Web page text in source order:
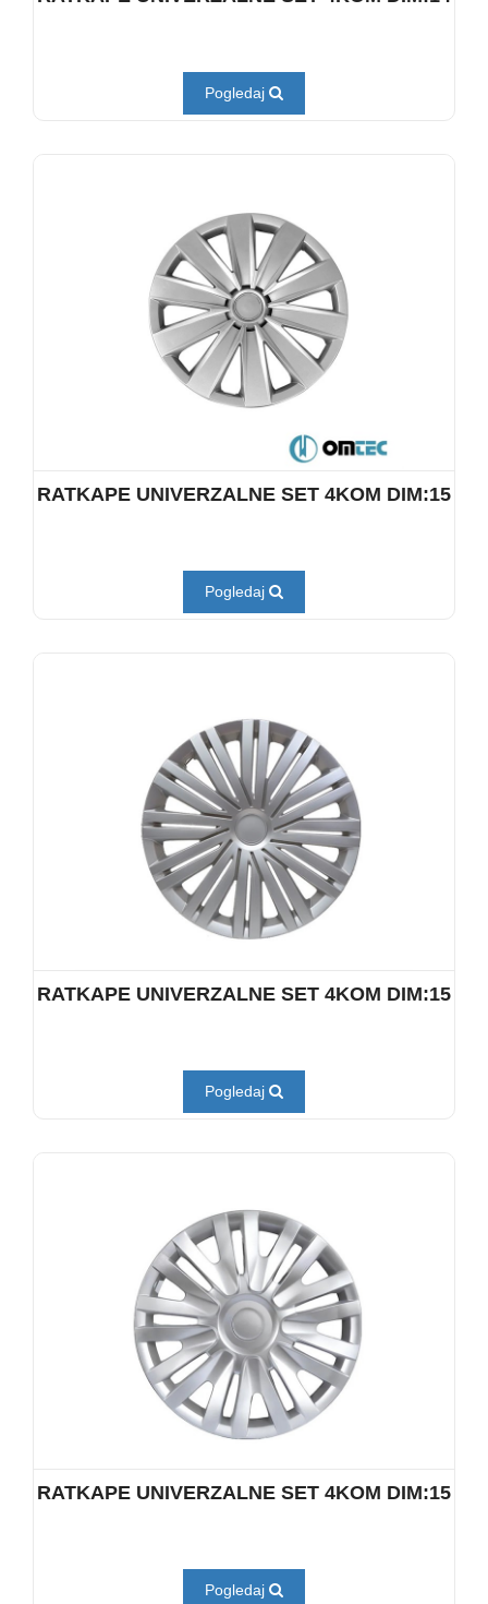
Pogledaj
RATKAPE UNIVERZALNE SET 4KOM DIM:15
Pogledaj
RATKAPE UNIVERZALNE SET 4KOM DIM:15
Pogledaj
RATKAPE UNIVERZALNE SET 4KOM DIM:15
Pogledaj